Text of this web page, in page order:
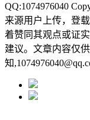
QQ:1074976040
来源用户上传，登
着赞同其观点或证
建议。文章内容仅
知